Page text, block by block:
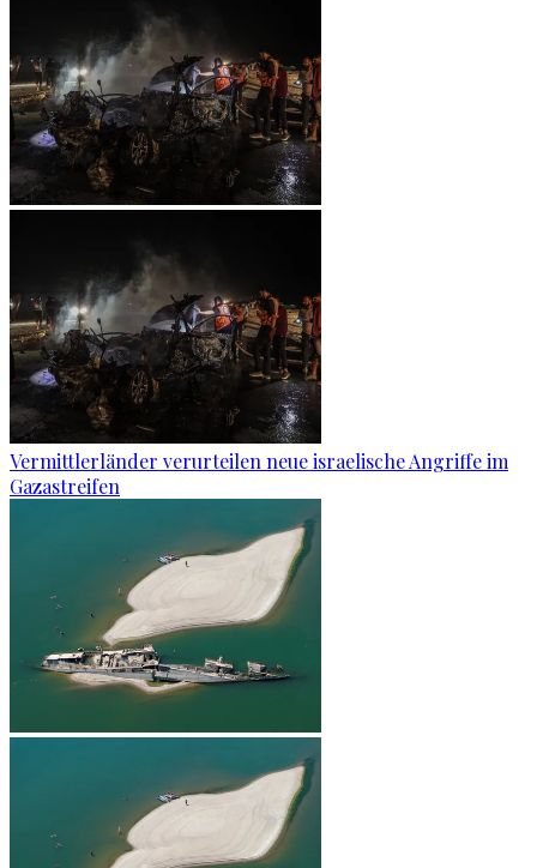
Vermittlerländer verurteilen neue israelische Angriffe im
Gazastreifen